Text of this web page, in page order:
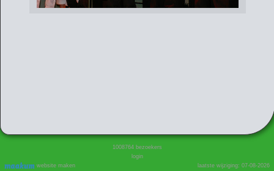
website maken
1008764bezoekers
login
laatste wijziging: 07-08-2026